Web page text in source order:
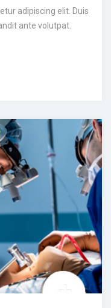
adipiscing elit. Duis
ante volutpat.